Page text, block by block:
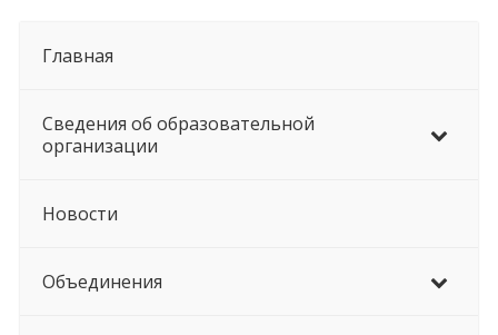
Главная
Сведения об образовательной
организации
Новости
Объединения